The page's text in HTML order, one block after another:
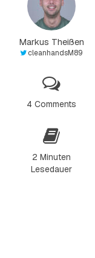
Markus Theißen
cleanhandsM89
4 Comments
2 Minuten
Lesedauer